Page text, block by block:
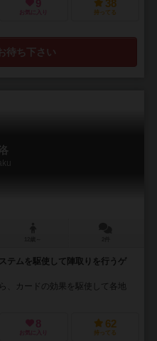
9
お気に入り
38
持ってる
待ち下さい
テムを駆使して陣取りを行うゲ
、カードの効果を駆使して各地
8
お気に入り
62
持ってる